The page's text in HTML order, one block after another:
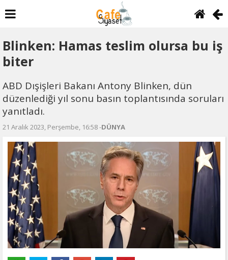
Blinken: Hamas teslim olursa bu iş
biter
ABD Dışişleri Bakanı Antony Blinken, dün
düzenlediği yıl sonu basın toplantısında soruları
yanıtladı.
21 Aralık 2023, Perşembe, 16:58 -DÜNYA